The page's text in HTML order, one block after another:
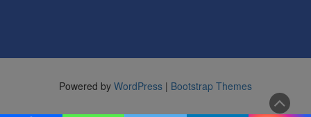
Powered by WordPress | Bootstrap Themes